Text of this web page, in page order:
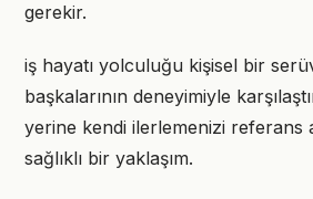
gerekir.
iş hayatı yolculuğu kişisel bir
başkalarının deneyimiyle
yerine kendi ilerlemenizi referans
sağlıklı bir yaklaşım.